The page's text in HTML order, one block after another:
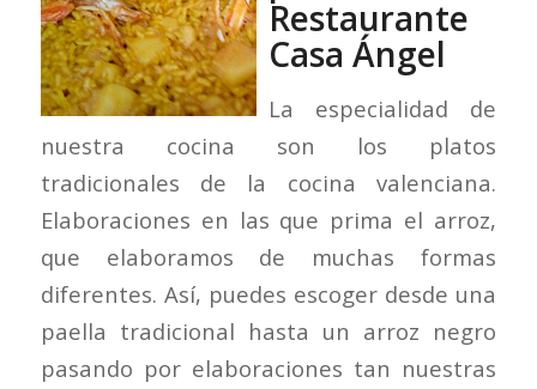
Restaurante
Casa Ángel
La especialidad de
nuestra cocina son los platos
tradicionales de la cocina valenciana.
Elaboraciones en las que prima el arroz,
que elaboramos de muchas formas
diferentes. Así, puedes escoger desde una
paella tradicional hasta un arroz negro
pasando por elaboraciones tan nuestras